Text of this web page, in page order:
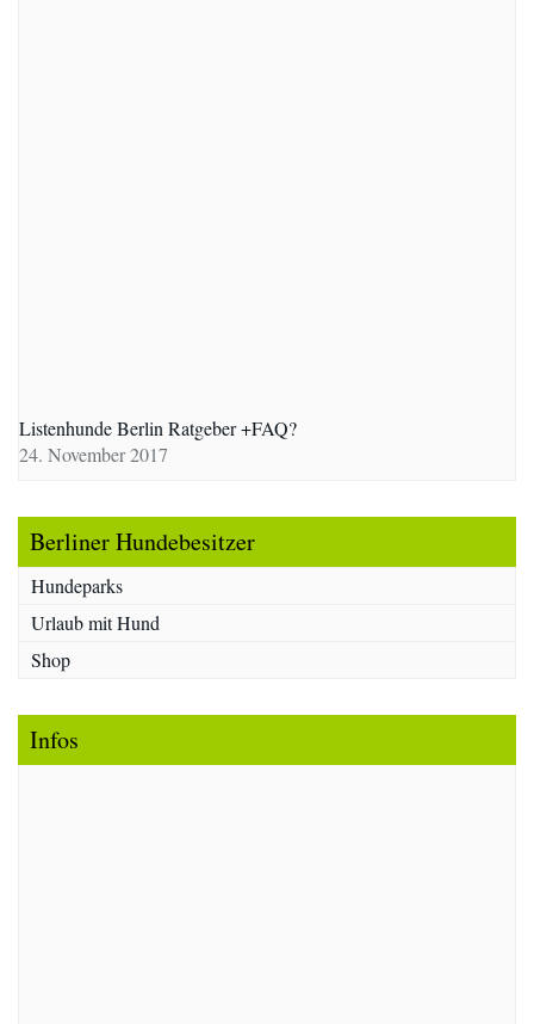
Listenhunde Berlin Ratgeber +FAQ?
24. November 2017
Berliner Hundebesitzer
Hundeparks
Urlaub mit Hund
Shop
Infos